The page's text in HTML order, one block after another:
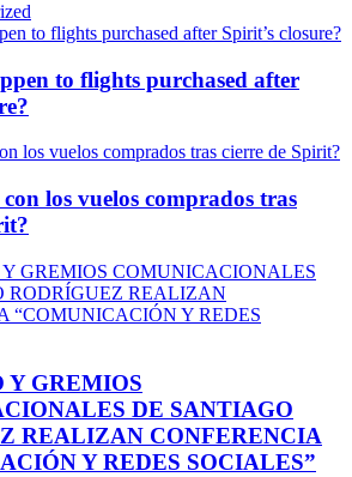
to flights purchased after
los vuelos comprados tras
Y GREMIOS
DE SANTIAGO
REALIZAN CONFERENCIA
Y REDES SOCIALES”